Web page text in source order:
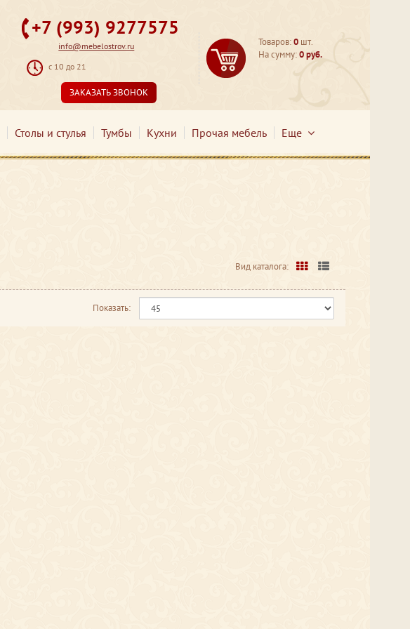
+7 (993) 9277575
info@mebelostrov.ru
с 10 до 21
ЗАКАЗАТЬ ЗВОНОК
Товаров:0 шт.
На сумму:0 руб.
Столы и стулья Тумбы Кухни Прочая мебель Еще
Вид каталога:
Показать: